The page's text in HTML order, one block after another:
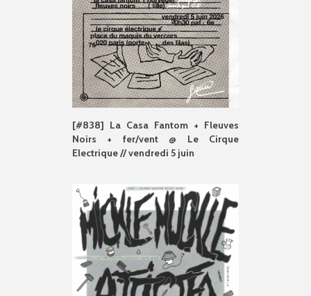
[#838] La Casa Fantom + Fleuves
Noirs + fer/vent @ Le Cirque
Electrique // vendredi 5 juin